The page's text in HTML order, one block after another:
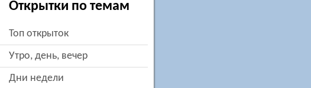
Открытки по темам
Топ открыток
утро, день, вечер
дни недели